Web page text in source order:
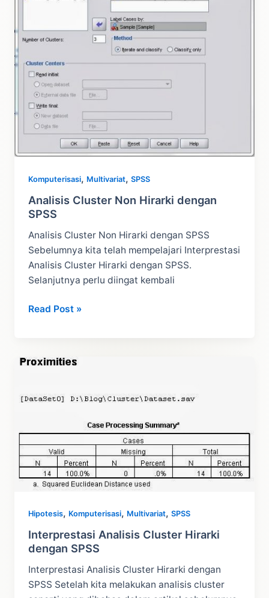
Komputerisasi, Multivariat,SPSS
Analisis Cluster Non Hirarki dengan
SPSS
Analisis Cluster Non Hirarki dengan SPSS
Sebelumnya kita telah mempelajari Interprestasi
Analisis Cluster Hirarki dengan SPSS.
Selanjutnya perlu diingat kembali
Analisis
dengan
Read Post »
Hipotesis, Komputerisasi, Multivariat,SPSS
Interprestasi Analisis Cluster Hirarki
dengan SPSS
Interprestasi Analisis Cluster Hirarki dengan
SPSS Setelah kita melakukan analisis cluster